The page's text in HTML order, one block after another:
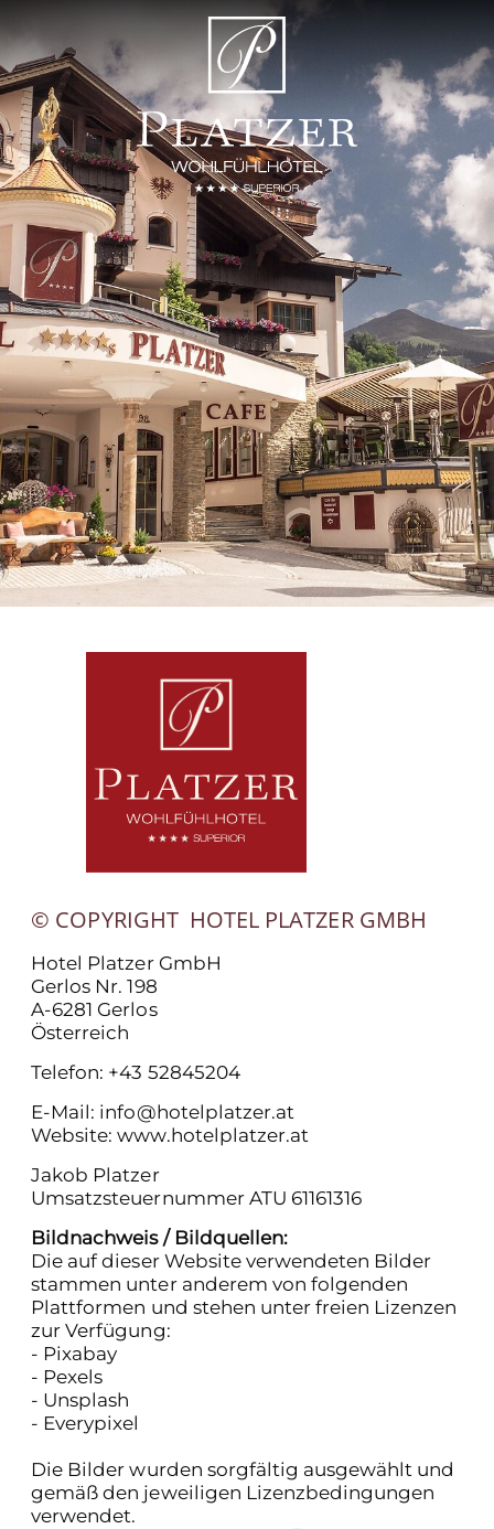
© COPYRIGHT HOTEL PLATZER GMBH
Hotel Platzer GmbH
Gerlos Nr. 198
A-6281 Gerlos
Österreich
Telefon: +43 52845204
E-Mail: info@hotelplatzer.at
Website:www.hotelplatzer.at
Jakob Platzer
Umsatzsteuernummer ATU 61161316
Bildnachweis / Bildquellen:
Die auf dieser Website verwendeten Bilder
stammen unter anderem von folgenden
Plattformen und stehen unter freien Lizenzen
zur Verfügung:
- Pixabay
- Pexels
- Unsplash
- Everypixel
Die Bilder wurden sorgfältig ausgewählt und
gemäß den jeweiligen Lizenzbedingungen
verwendet.